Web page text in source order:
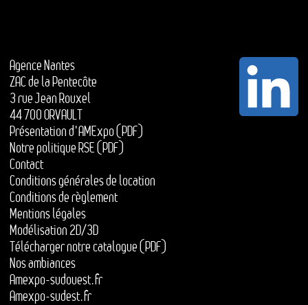
Agence Nantes
ZAC de la Pentecôte
3 rue Jean Rouxel
44 700 ORVAULT
Présentation d'AMExpo (PDF)
Notre politique RSE (PDF)
Contact
Conditions générales de location
Conditions de règlement
Mentions légales
Modélisation 2D/3D
Télécharger notre catalogue (PDF)
Nos ambiances
Amexpo-sudouest.fr
Amexpo-sudest.fr